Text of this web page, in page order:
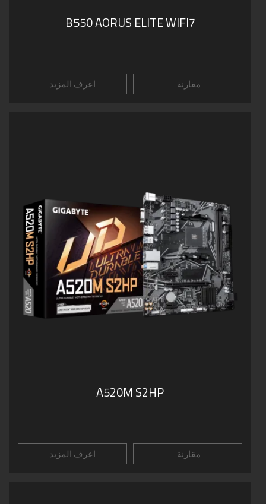
B550 AORUS ELITE WIFI7
اعرف المزيد مقارنة
A520M S2HP
اعرف المزيد مقارنة